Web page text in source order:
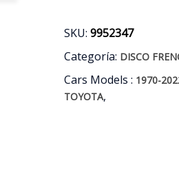
cantidad
SKU:9952347
Categoría: DISCO
Cars Models : 1970-
TOYOTA,